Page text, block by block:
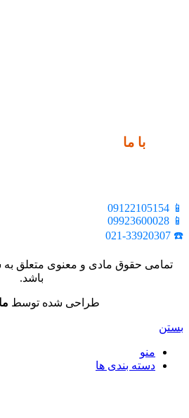
با ما
📱 09122105154
📱 09923600028
☎️ 021-33920307
تمامی حقوق مادی و معنوی متعلق
باشد.
طراحی شده توسط
بستن
منو
دسته بندی ها